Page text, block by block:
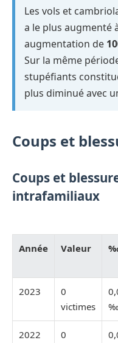
Les vols et
a le plus augmenté
augmentation de
Sur la même
stupéfiants
plus diminué avec
Coups et
Coups et
intrafamiliaux
Année Valeur
2023
0
victimes
‰
2022
0